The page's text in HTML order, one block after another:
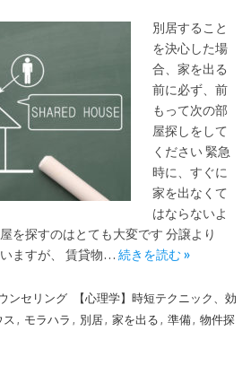
別居すること
を決心した場
合、家を出る
前に必ず、前
もって次の部
屋探しをして
ください 緊急
時に、すぐに
家を出なくて
はならないよ
を探すのはとても大変です 分譲より
ますが、 賃貸物… 続きを読む »
ンセリング
【心理学】時短テクニック、効
ス , モラハラ , 別居, 家を出る , 準備, 物件探